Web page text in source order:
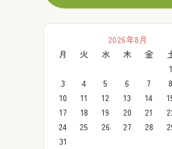
2026年8月
月
火 水 木 金
1
3
4 5 6 7 8
10
11 12 13 14
17
18 19 20 21
24
25 26 27 28
31